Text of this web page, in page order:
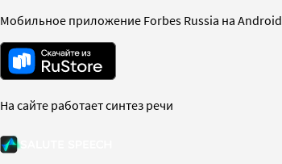
Мобильное приложение Forbes Russia на Android
На сайте работает синтез речи